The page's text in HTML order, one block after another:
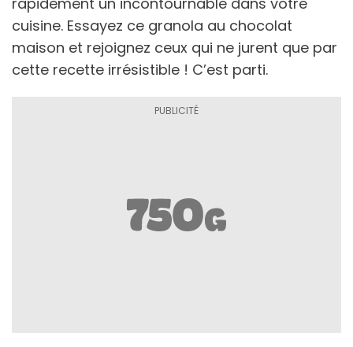
cuisine. Essayez ce granola au chocolat
maison et rejoignez ceux qui ne jurent que par
cette recette irrésistible ! C’est parti.